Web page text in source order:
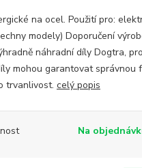
na ocel. Použití pro:
modely) Doporučení
náhradní díly Dogtra,
mohou garantovat správnou
trvanlivost. celý popis
Na